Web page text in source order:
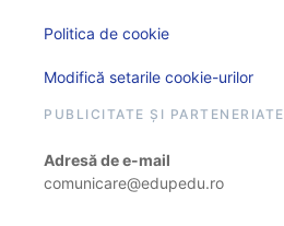
Politica de cookie
Modifică setarile cookie-urilor
PUBLICITATE ȘI PARTENERIATE
Adresă de e-mail
comunicare@edupedu.ro